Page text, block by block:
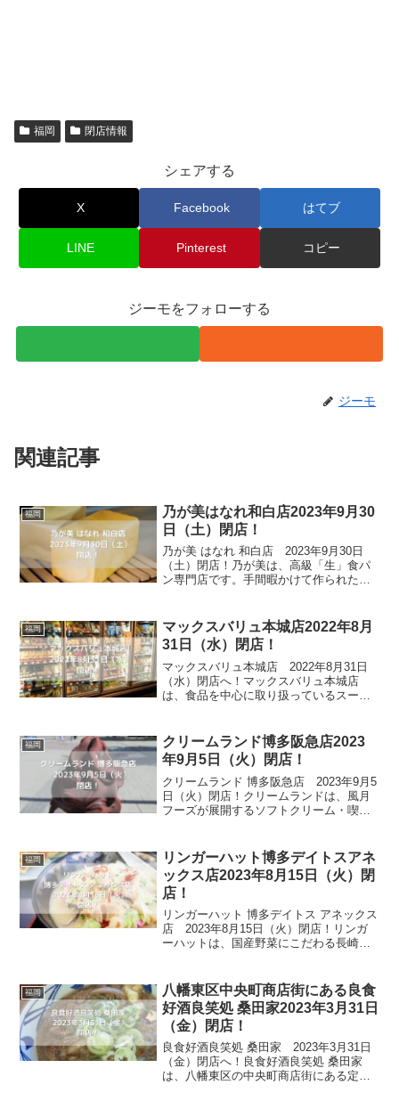
福岡 閉店情報
シェアする
X Facebook はてブ
LINE Pinterest コピー
ジーモをフォローする
ジーモ
関連記事
福岡
乃が美はなれ和白店2023年9月30
日（土）閉店！
乃が美 はなれ 和白店 2023年9月30日
（土）閉店！乃が美は、高級「生」食パ
ン専門店です。手間暇かけて作られた乃
みが広がる耳まで美味しく食べられる食
パンが出来上がりま...
福岡
マックスバリュ本城店2022年8月
31日（水）閉店！
マックスバリュ本城店 2022年8月31日
（水）閉店へ！マックスバリュ本城店
は、食品を中心に取り扱っているスーパ
代に浸透しているお店です。ゲオやミス
ターマックスなど...
福岡
クリームランド博多阪急店2023
年9月5日（火）閉店！
クリームランド 博多阪急店 2023年9月5
日（火）閉店！クリームランドは、風月
フーズが展開するソフトクリーム・喫茶
を混ぜ合わせるブレンドソフトが人気で
す。濃厚ソフトク...
福岡
リンガーハット博多デイトスアネ
ックス店2023年8月15日（火）閉
店！
リンガーハット 博多デイトス アネックス
店 2023年8月15日（火）閉店！リンガ
ーハットは、国産野菜にこだわる長崎ち
りのちゃんぽんとさっぱりとした最後ま
で飽きのこな...
福岡
八幡東区中央町商店街にある良食
好酒良笑処 桑田家2023年3月31日
（金）閉店！
良食好酒良笑処 桑田家 2023年3月31日
（金）閉店へ！良食好酒良笑処 桑田家
は、八幡東区の中央町商店街にある定